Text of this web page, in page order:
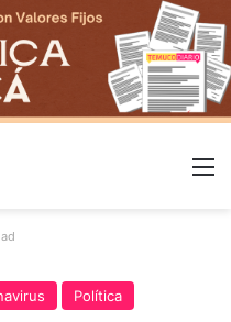
Política